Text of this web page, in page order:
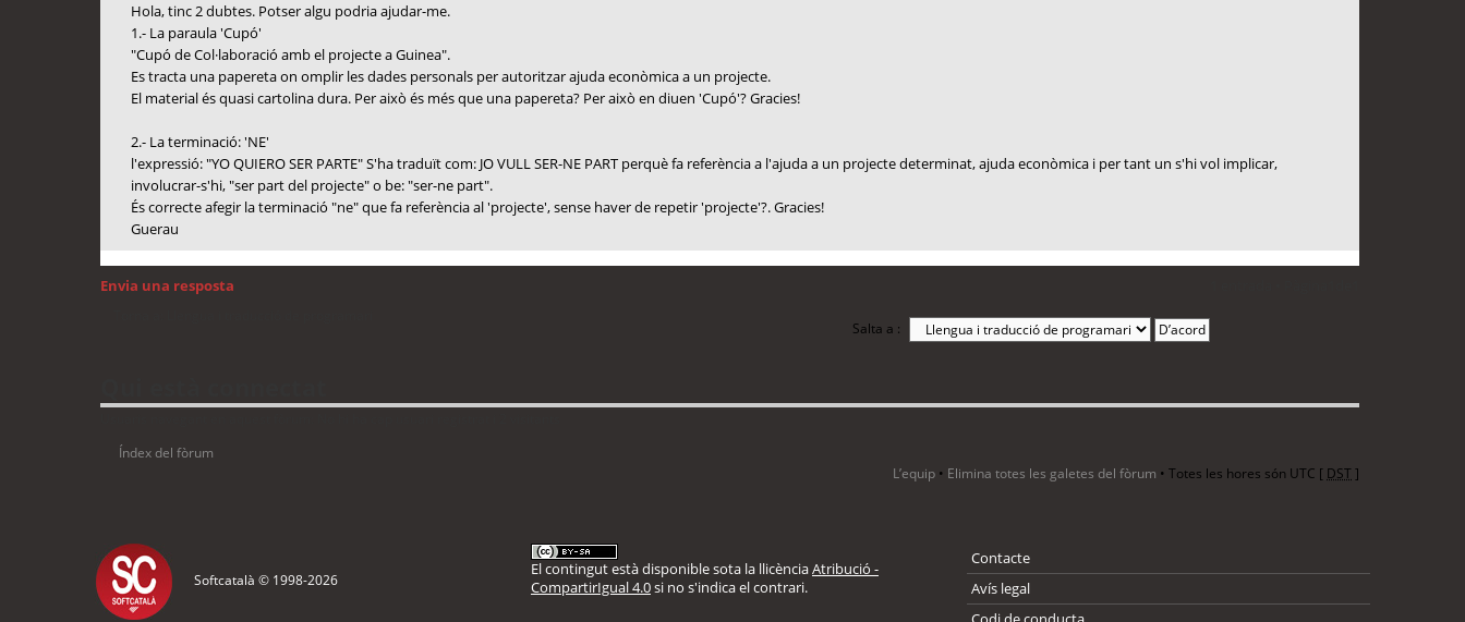
Hola, tinc 2 dubtes. Potser algu podria ajudar-me.
1.- La paraula 'Cupó'
"Cupó de Col·laboració amb el projecte a Guinea".
Es tracta una papereta on omplir les dades personals per autoritzar ajuda econòmica a un projecte.
El material és quasi cartolina dura. Per això és més que una papereta? Per això en diuen 'Cupó'? Gracies!
2.- La terminació: 'NE'
l'expressió: "YO QUIERO SER PARTE" S'ha traduït com: JO VULL SER-NE PART perquè fa referència a l'ajuda a un projecte determinat, ajuda econòmica i per tant un s'hi vol implicar,
involucrar-s'hi, "ser part del projecte" o be: "ser-ne part".
És correcte afegir la terminació "ne" que fa referència al 'projecte', sense haver de repetir 'projecte'?. Gracies!
Guerau
Envia una resposta
Salta a :
Índex del fòrum
L’equip • Elimina totes les galetes del fòrum • Totes les hores són UTC [ DST]
Softcatalà © 1998-2026
El contingut està disponible sota la llicènciaAtribució -
CompartirIgual 4.0si no s'indica el contrari.
Contacte
Avís legal